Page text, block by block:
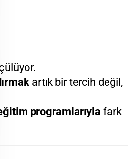
artık bir tercih değil,
programlarıyla fark